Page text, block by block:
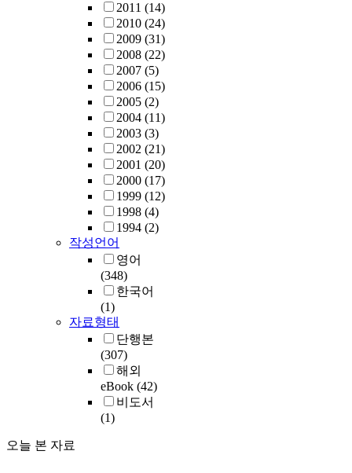
2011 (14)
2010 (24)
2009 (31)
2008 (22)
2007 (5)
2006 (15)
2005 (2)
2004 (11)
2003 (3)
2002 (21)
2001 (20)
2000 (17)
1999 (12)
1998 (4)
1994 (2)
작성언어
영어
(348)
한국어
(1)
자료형태
단행본
(307)
해외
eBook (42)
비도서
(1)
오늘 본 자료